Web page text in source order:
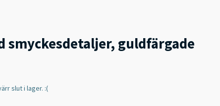
smyckesdetaljer, guldfärgade
slut i lager. :(